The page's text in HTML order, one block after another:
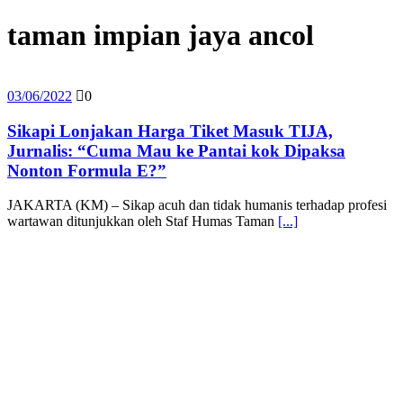
taman impian jaya ancol
03/06/2022 0
Sikapi Lonjakan Harga Tiket Masuk TIJA,
Jurnalis: “Cuma Mau ke Pantai kok Dipaksa
Nonton Formula E?”
JAKARTA (KM) – Sikap acuh dan tidak humanis terhadap profesi
wartawan ditunjukkan oleh Staf Humas Taman [...]